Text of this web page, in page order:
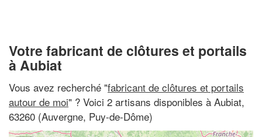
Votre fabricant de clôtures et portails
à Aubiat
Vous avez recherché "fabricant de clôtures et portails
autour de moi" ? Voici 2 artisans disponibles à Aubiat,
63260 (Auvergne, Puy-de-Dôme)